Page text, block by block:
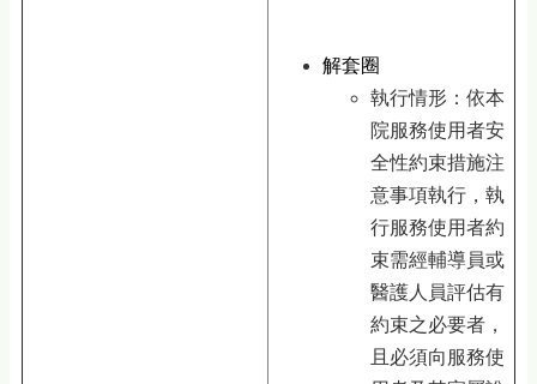
解套圈
執行情形：依本
院服務使用者安
全性約束措施注
意事項執行，執
行服務使用者約
束需經輔導員或
醫護人員評估有
約束之必要者，
且必須向服務使